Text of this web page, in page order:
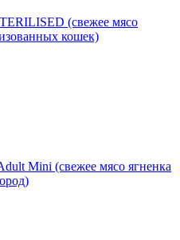
(свежее мясо
кошек)
Mini (свежее мясо ягненка